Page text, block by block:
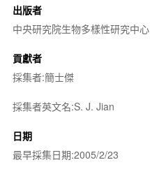
出版者
中央研究院生物多樣性研究中心
貢獻者
採集者:簡士傑
採集者英文名:S. J. Jian
日期
最早採集日期:2005/2/23